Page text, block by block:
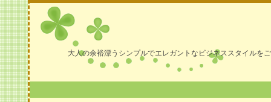
大人の余裕漂うシンプルでエレガントなビジネススタイルを